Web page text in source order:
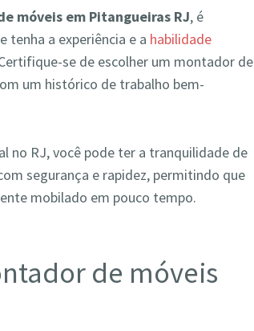
móveis em Pitangueiras RJ, é
a experiência e a habilidade
se de escolher um montador de
um histórico de trabalho bem-
no RJ, você pode ter a tranquilidade de
segurança e rapidez, permitindo que
mobilado em pouco tempo.
de móveis